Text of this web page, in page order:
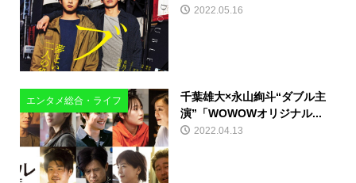
2022.05.16
エンタメ総合・ライフ
千葉雄大×永山絢斗“ダブル主
演”「WOWOWオリジナル...
2022.04.13